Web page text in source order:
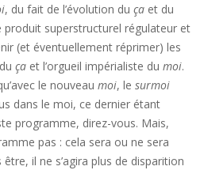
, du fait de l’évolution du ça et du
produit superstructurel régulateur et
(et éventuellement réprimer) les
ça et l’orgueil impérialiste du moi.
le nouveau moi, le surmoi
dans le moi, ce dernier étant
programme, direz-vous. Mais,
pas : cela sera ou ne sera
il ne s’agira plus de disparition